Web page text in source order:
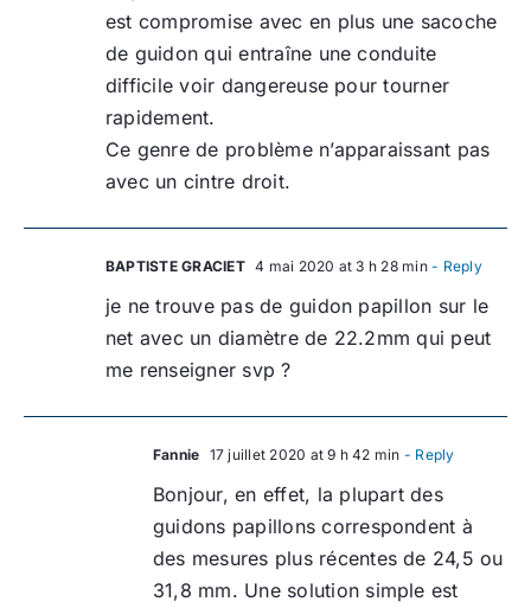
est compromise avec en plus une sacoche
de guidon qui entraîne une conduite
difficile voir dangereuse pour tourner
rapidement.
Ce genre de problème n’apparaissant pas
avec un cintre droit.
BAPTISTE GRACIET 4 mai 2020 at 3 h 28 min- Reply
je ne trouve pas de guidon papillon sur le
net avec un diamètre de 22.2mm qui peut
me renseigner svp ?
Fannie 17 juillet 2020 at 9 h 42 min - Reply
Bonjour, en effet, la plupart des
guidons papillons correspondent à
des mesures plus récentes de 24,5 ou
31,8 mm. Une solution simple est